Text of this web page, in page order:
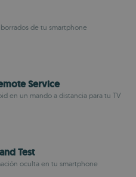
de tu smartphone
Service
en un mando a distancia para tu TV
Test
oculta en tu smartphone